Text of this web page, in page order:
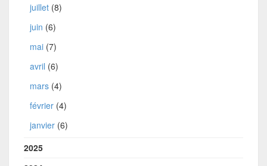
juillet (8)
juin (6)
mai (7)
avril (6)
mars (4)
février (4)
janvier (6)
2025